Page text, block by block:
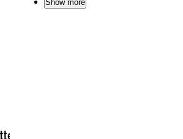
Show more